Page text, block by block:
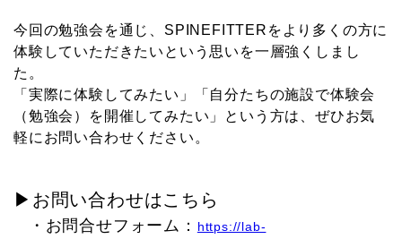
今回の勉強会を通じ、SPINEFITTERをより多くの方に
体験していただきたいという思いを一層強くしまし
た。
「実際に体験してみたい」「自分たちの施設で体験会
（勉強会）を開催してみたい」という方は、ぜひお気
軽にお問い合わせください。
▶お問い合わせはこちら
・お問合せフォーム：
https://lab-